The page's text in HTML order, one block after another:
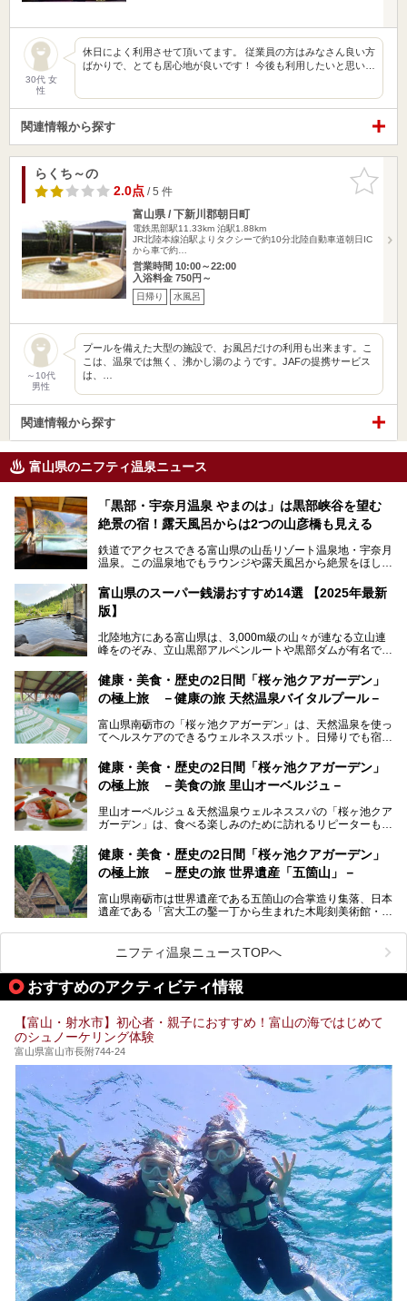
30代 女
性
休日によく利用させて頂いてます。 従業員の方はみなさん良い方
ばかりで、とても居心地が良いです！ 今後も利用したいと思い…
関連情報から探す
お気に入
りに追加
らくち～の
2.0点/ 5 件
富山県 / 下新川郡朝日町
電鉄黒部駅11.33km 泊駅1.88km
JR北陸本線泊駅よりタクシーで約10分北陸自動車道朝日IC
から車で約…
営業時間 10:00～22:00
入浴料金 750円～
日帰り 水風呂
～10代
男性
プールを備えた大型の施設で、お風呂だけの利用も出来ます。こ
こは、温泉では無く、沸かし湯のようです。JAFの提携サービス
は、…
関連情報から探す
富山県のニフティ温泉ニュース
「黒部・宇奈月温泉 やまのは」は黒部峡谷を望む
絶景の宿！露天風呂からは2つの山彦橋も見える
鉄道でアクセスできる富山県の山岳リゾート温泉地・宇奈月
温泉。この温泉地でもラウンジや露天風呂から絶景をほしい
の「黒部・宇奈月温泉 やまのは」。
自慢の眺望、温泉、居心地の良い客室、ビュッフェ式の食事
ます。日常から少し離れて、山懐で自然に癒されたいと思う
方にぴったりの温泉です。冬なら雪景色も絵になりますよ。
───
提供元：オリックス・ホテルマネジメント株式会社【PR】
この記事は黒部・宇奈月温泉 やまのはのPR記事です。
富山県のスーパー銭湯おすすめ14選 【2025年最新
版】
北陸地方にある富山県は、3,000m級の山々が連なる立山連
峰をのぞみ、立山黒部アルペンルートや黒部ダムが有名で
の（新鮮な）海の幸も見逃せません！
北陸新幹線が開業し、実は東京からも2時間ほどでアクセス
のいい天然温泉が豊富で、すぐにでも出かけたくなる施設が
満載ですよ。
健康・美食・歴史の2日間「桜ヶ池クアガーデン」
の極上旅 －健康の旅 天然温泉バイタルプール－
富山県南砺市の「桜ヶ池クアガーデン」は、天然温泉を使っ
てヘルスケアのできるウェルネススポット。日帰りでも宿泊
るので、ゆったり楽しみながら美しく健康に。
そんな「桜ヶ池クアガーデン」の天然温泉バイタルプールと
ートしたいと思います。
健康・美食・歴史の2日間「桜ヶ池クアガーデン」
の極上旅 －美食の旅 里山オーベルジュ－
里山オーベルジュ＆天然温泉ウェルネススパの「桜ヶ池クア
ガーデン」は、食べる楽しみのために訪れるリピーターも多
月、水はフレンチ、火、木は和食、土日はその両方がランチ
とディナーで味わえます。オリジナルのスイーツも評判で
す。
そんな「桜ヶ池クアガーデン」に宿泊して、食を満喫してき
たのでじっくりご紹介します！
健康・美食・歴史の2日間「桜ヶ池クアガーデン」
の極上旅 －歴史の旅 世界遺産「五箇山」－
富山県南砺市は世界遺産である五箇山の合掌造り集落、日本
遺産である「宮大工の鑿一丁から生まれた木彫刻美術館・井
小京都・城端と、とても魅力的な観光スポットがたくさんあ
ります。
城端の郊外に建つ里山オーベルジュ＆温泉ウェルネススパ
「桜ヶ池クアガーデン」に泊まって、歴史の旅にお出かけし
てみませんか？
ニフティ温泉ニュースTOPへ
おすすめのアクティビティ情報
【富山・射水市】初心者・親子におすすめ！富山の海ではじめて
のシュノーケリング体験
富山県富山市長附744-24